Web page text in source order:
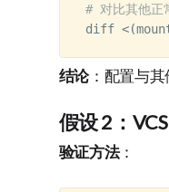
# 对比其他正
diff <(
结论：配置与其
假设 2：
验证方法：